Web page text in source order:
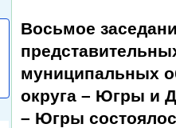
Восьмое
муниципальных
округа – Югры и
– Югры